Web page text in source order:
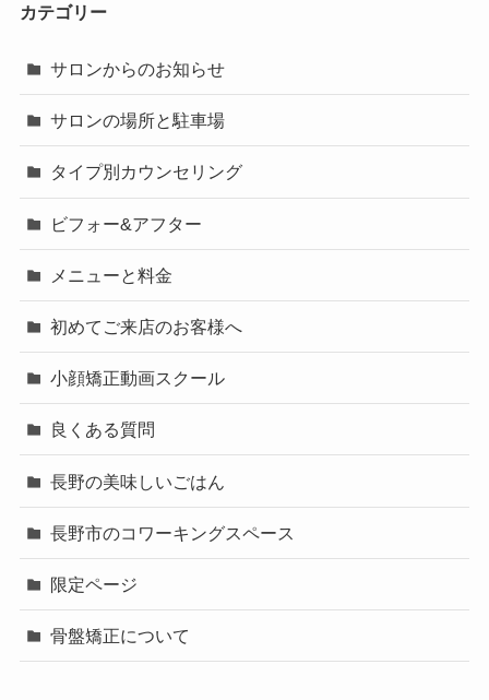
カテゴリー
サロンからのお知らせ
サロンの場所と駐車場
タイプ別カウンセリング
ビフォー&アフター
メニューと料金
初めてご来店のお客様へ
小顔矯正動画スクール
良くある質問
長野の美味しいごはん
長野市のコワーキングスペース
限定ページ
骨盤矯正について